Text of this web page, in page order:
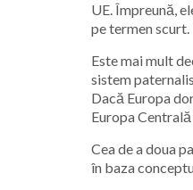
UE. Împreună,
pe termen
Este mai mult
sistem
Dacă Europa
Europa
Cea de a doua
în baza